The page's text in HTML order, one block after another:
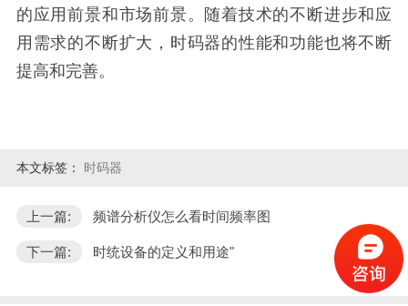
的应用前景和市场前景。随着技术的不断进步和应
用需求的不断扩大，时码器的性能和功能也将不断
提高和完善。
本文标签： 时码器
上一篇: 频谱分析仪怎么看时间频率图
下一篇: 时统设备的定义和用途"